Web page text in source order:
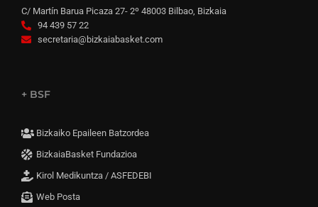
C/ Martín Barua Picaza 27- 2º 48003 Bilbao, Bizkaia
94 439 57 22
secretaria@bizkaiabasket.com
+ BSF
Bizkaiko Epaileen Batzordea
BizkaiaBasket Fundazioa
Kirol Medikuntza / ASFEDEBI
Web Posta